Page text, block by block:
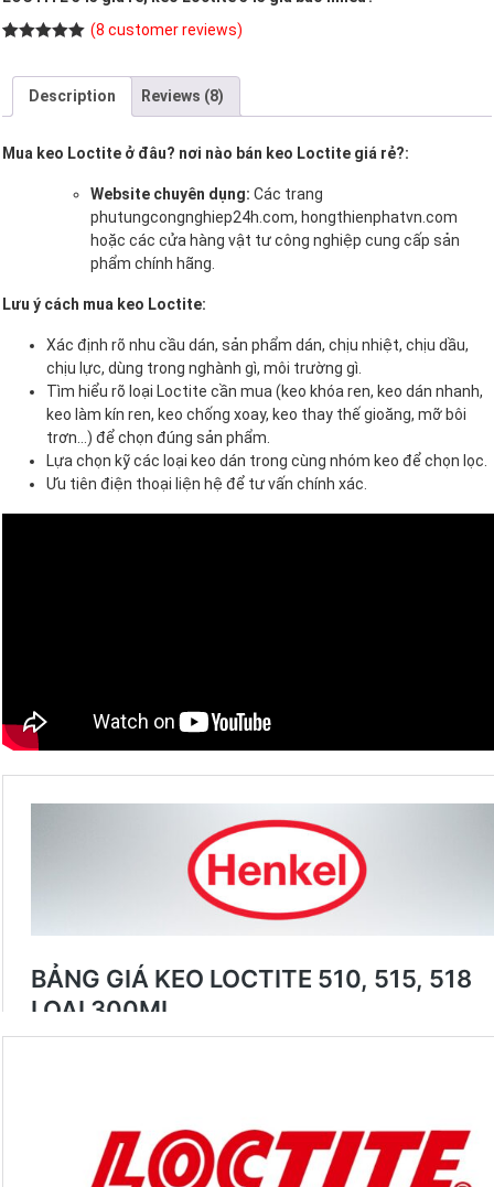
customer
ratings
(8 customer reviews)
Description Reviews (8)
Mua keo Loctite ở đâu? nơi nào bán keo Loctite giá rẻ?:
Website chuyên dụng: Các trang
phutungcongnghiep24h.com, hongthienphatvn.com
hoặc các cửa hàng vật tư công nghiệp cung cấp sản
phẩm chính hãng.
Lưu ý cách mua keo Loctite:
Xác định rõ nhu cầu dán, sản phẩm dán, chịu nhiệt, chịu dầu,
chịu lực, dùng trong nghành gì, môi trường gì.
Tìm hiểu rõ loại Loctite cần mua (keo khóa ren, keo dán nhanh,
keo làm kín ren, keo chống xoay, keo thay thế gioăng, mỡ bôi
trơn…) để chọn đúng sản phẩm.
Lựa chọn kỹ các loại keo dán trong cùng nhóm keo để chọn lọc.
Ưu tiên điện thoại liện hệ để tư vấn chính xác.